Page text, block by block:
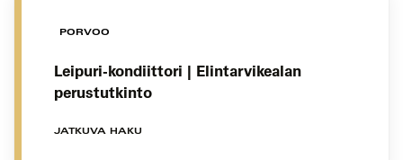
PORVOO
Leipuri-kondiittori | Elintarvikealan
perustutkinto
JATKUVA HAKU